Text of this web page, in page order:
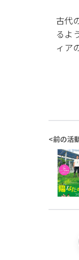
古代
るよ
ィア
<前の活